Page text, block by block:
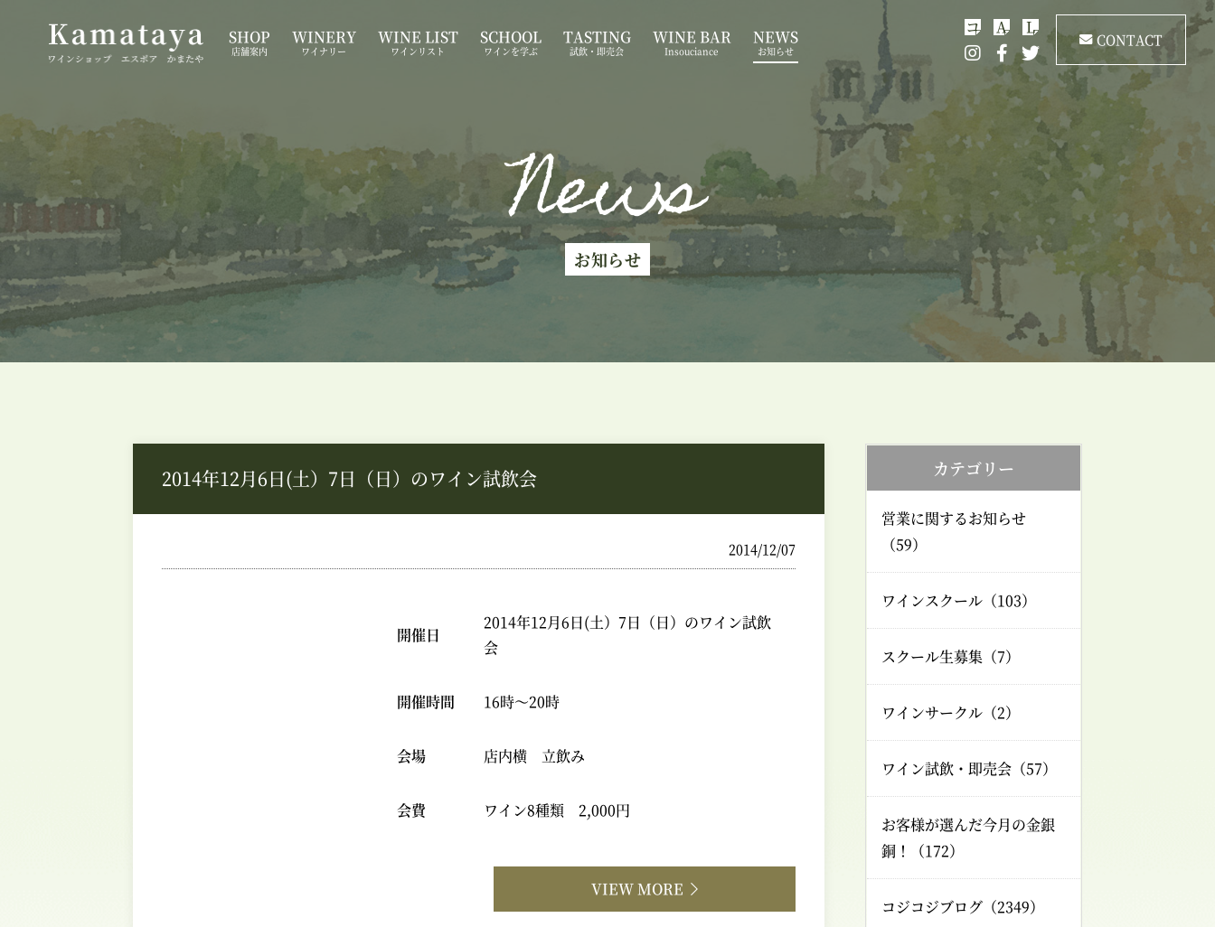
SHOP
店舗案内
WINERY
ワイナリー
WINE LIST
ワインリスト
SCHOOL
ワインを学ぶ
TASTING
試飲・即売会
WINE BAR
Insouciance
NEWS
お知らせ
コ A L
CONTACT
News
お知らせ
2014年12月6日(土）7日（日）のワイン試飲会
2014/12/07
開催日
2014年12月6日(土）7日（日）のワイン試飲
会
開催時間 16時～20時
会場 店内横 立飲み
会費 ワイン8種類 2,000円
VIEW MORE
カテゴリー
営業に関するお知らせ
（59）
ワインスクール（103）
スクール生募集（7）
ワインサークル（2）
ワイン試飲・即売会（57）
お客様が選んだ今月の金銀
銅！（172）
コジコジブログ（2349）